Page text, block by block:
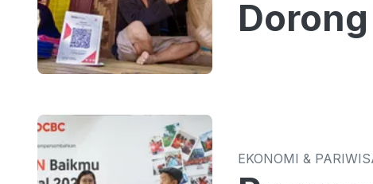
EKONOMI &